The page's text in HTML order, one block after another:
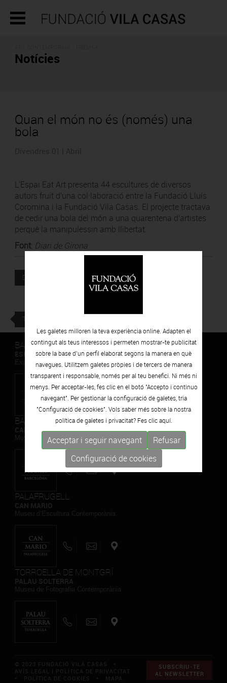
Notícies
Quan el món no és (només) una
bola
L'Espai Eat Art presenta 44 escultures de diversos
autors fruit d'una col·laboració entre la Fundació Lluís
Coromina i la Fundació Vila Casas. El projecte tractava
de cedir una bola del món a una quarentena d'artistes
perquè la manipulessin amb llibertat.
Font: Diari de Girona
DESCARREGAR Document adjunt
TORNAR
BARCELONA
ESPAIS VOLART
Exposicions Temporals d'Art Contemporani
BARCELONA
CAN FRAMIS
Museu de Pintura Contemporània
PALAFRUGELL
TORROELLA DE MONTGRÍ
SUBSCRIU-TE
AL NEWSLETTER
Les galetes milloren la teva experiència online. Adapten el
contingut als teus interessos i permeten mostrar-te publicitat
sobre la base d’un perfil elaborat segons la manera en què
navegues. Utilitzem galetes pròpies i de tercers de manera
transparent i responsable, només per al teu benefici. Ni més ni
menys. Per acceptar-les, fes clic en el botó "Accepto i continuo
navegant". Per gestionar la configuració de galetes, tria
"Configuració de cookies". Vols saber més sobre la nostra
política de galetes i privacitat? Fes clicaquí.
Acceptar i seguir navegant
Refusar
Configuració de cookies